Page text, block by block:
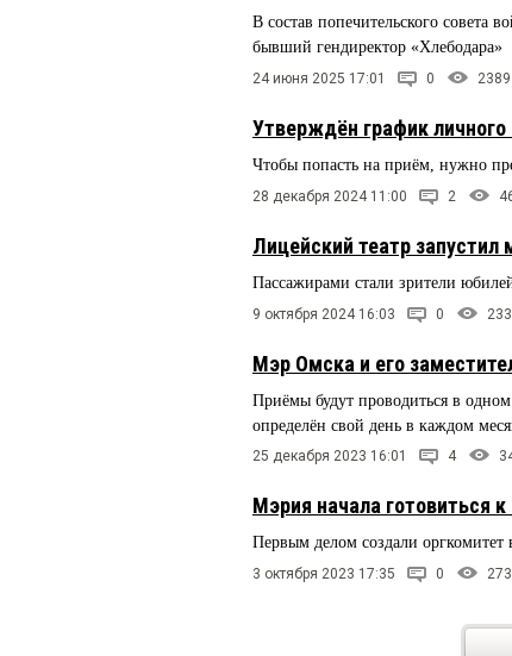
В состав попечительского совета
бывший гендиректор «Хлебодара»
24 июня 2025 17:01 0 2389
Утверждён график
Чтобы попасть на приём, нужно
28 декабря 2024 11:00 2
Лицейский театр
Пассажирами стали зрители
9 октября 2024 16:03 0
Мэр Омска и его
Приёмы будут проводиться в
определён свой день в каждом
25 декабря 2023 16:01 4
Мэрия начала готовиться
Первым делом создали
3 октября 2023 17:35 0